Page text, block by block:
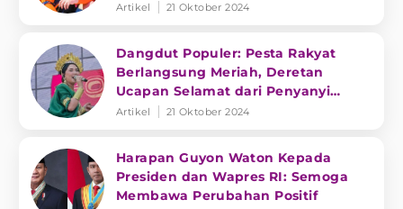
Artikel 21 Oktober 2024
Dangdut Populer: Pesta Rakyat
Berlangsung Meriah, Deretan
Ucapan Selamat dari Penyanyi
Dangdut
Artikel 21 Oktober 2024
Harapan Guyon Waton Kepada
Presiden dan Wapres RI: Semoga
Membawa Perubahan Positif